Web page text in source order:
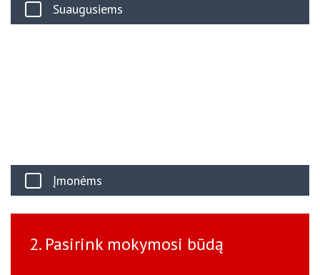
Suaugusiems
Įmonėms
2. Pasirink mokymosi būdą